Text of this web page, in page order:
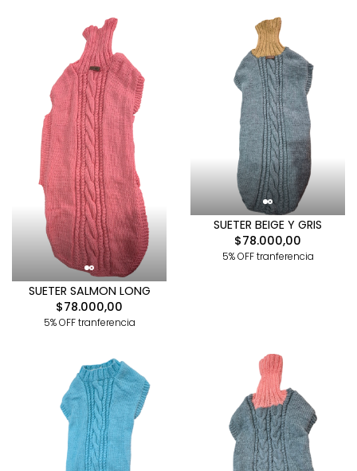
SUETER SALMON LONG
$78.000,00
5% OFF tranferencia
SUETER BEIGE Y GRIS
$78.000,00
5% OFF tranferencia